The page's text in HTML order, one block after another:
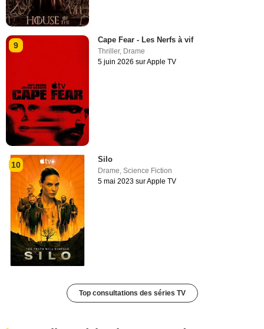
9
Cape Fear - Les Nerfs à vif
Thriller, Drame
5 juin 2026 sur Apple TV
10
Silo
Drame,Science Fiction
5 mai 2023 sur Apple TV
Top consultations des séries TV